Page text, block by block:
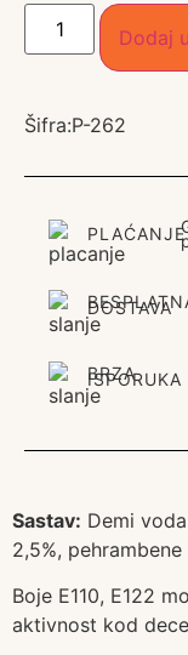
Dodaj
Šifra:P-262
PLAĆANJE
DOSTAVA
BRZA
ISPORUKA
Sastav: Demi
2,5%,
Boje E110, E122
aktivnost kod